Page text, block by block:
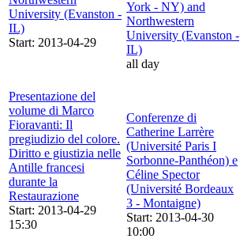
University (Evanston -
IL)
Start: 2013-04-29
Presentazione del
volume di Marco
Fioravanti: Il
pregiudizio del colore.
Diritto e giustizia nelle
Antille francesi
durante la
Restaurazione
Start: 2013-04-29
15:30
York - NY) and
Northwestern
University (Evanston -
IL)
all day
Conferenze di
Catherine Larrère
(Université Paris I
Sorbonne-Panthéon) e
Céline Spector
(Université Bordeaux
3 - Montaigne)
Start: 2013-04-30
10:00